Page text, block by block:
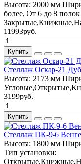
Высота: 2000 мм
более, От 6 до 8 полок
11993руб.
Купить
Стеллаж Оскар-21
Высота: 2173 мм
3199руб.
Купить
Стеллаж ПК-9-6
Высота: 1800 мм
Тип установки: